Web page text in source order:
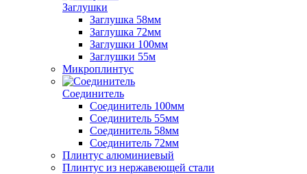
Заглушки
Заглушка 58мм
Заглушка 72мм
Заглушки 100мм
Заглушки 55м
Микроплинтус
Соединитель
Соединитель 100мм
Соединитель 55мм
Соединитель 58мм
Соединитель 72мм
Плинтус алюминиевый
Плинтус из нержавеющей стали